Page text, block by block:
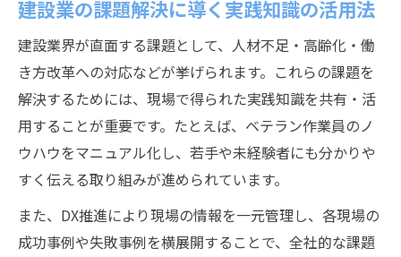
建設業の課題解決に導く実践知識の活用法
建設業界が直面する課題として、人材不足・高齢化・働
き方改革への対応などが挙げられます。これらの課題を
解決するためには、現場で得られた実践知識を共有・活
用することが重要です。たとえば、ベテラン作業員のノ
ウハウをマニュアル化し、若手や未経験者にも分かりや
すく伝える取り組みが進められています。
また、DX推進により現場の情報を一元管理し、各現場の
成功事例や失敗事例を横展開することで、全社的な課題